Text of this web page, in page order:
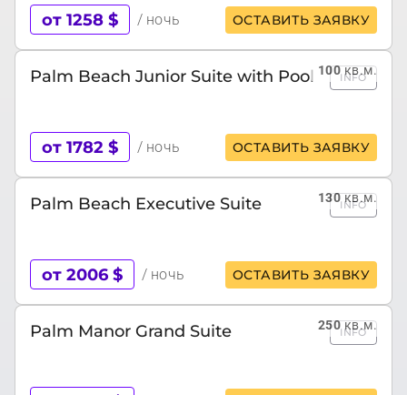
от 1258 $ / ночь ОСТАВИТЬ ЗАЯВКУ
100кв.м.
Palm Beach Junior Suite with Pool INFO
от 1782 $ / ночь ОСТАВИТЬ ЗАЯВКУ
130кв.м.
Palm Beach Executive Suite INFO
от 2006 $ / ночь ОСТАВИТЬ ЗАЯВКУ
250кв.м.
Palm Manor Grand Suite INFO